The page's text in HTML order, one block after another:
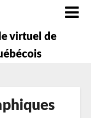
virtuel de